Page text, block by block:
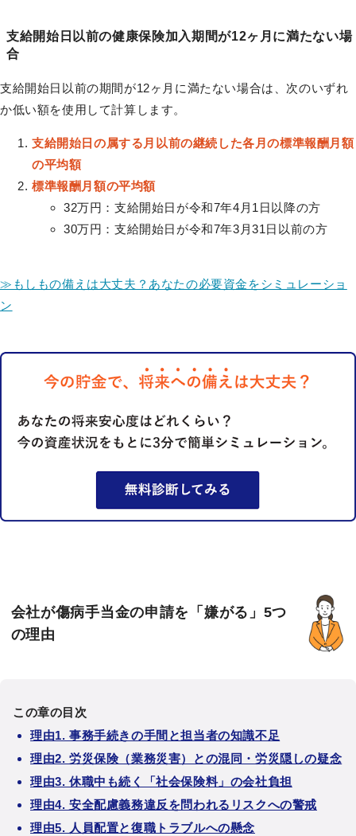
支給開始日以前の健康保険加入期間が12ヶ月に満たない場
合
支給開始日以前の期間が12ヶ月に満たない場合は、次のいずれ
か低い額を使用して計算します。
支給開始日の属する月以前の継続した各月の標準報酬月額
の平均額
標準報酬月額の平均額
32万円：支給開始日が令和7年4月1日以降の方
30万円：支給開始日が令和7年3月31日以前の方
≫もしもの備えは大丈夫？あなたの必要資金をシミュレーショ
ン
会社が傷病手当金の申請を「嫌がる」5つ
の理由
この章の目次
理由1. 事務手続きの手間と担当者の知識不足
理由2. 労災保険（業務災害）との混同・労災隠しの疑念
理由3. 休職中も続く「社会保険料」の会社負担
理由4. 安全配慮義務違反を問われるリスクへの警戒
理由5. 人員配置と復職トラブルへの懸念